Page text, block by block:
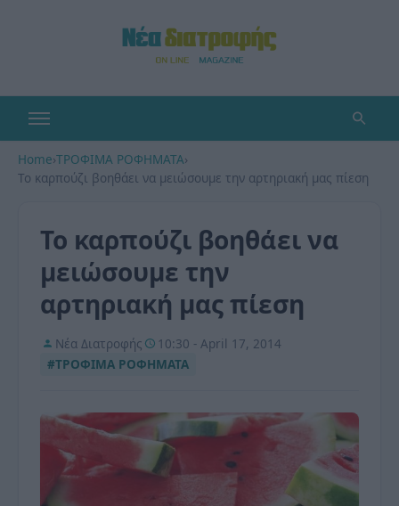
Home›ΤΡΟΦΙΜΑ ΡΟΦΗΜΑΤΑ›
Το καρπούζι βοηθάει να μειώσουμε την αρτηριακή μας πίεση
Το καρπούζι βοηθάει να
μειώσουμε την
αρτηριακή μας πίεση
Νέα Διατροφής
10:30 - April 17, 2014
#ΤΡΟΦΙΜΑ ΡΟΦΗΜΑΤΑ